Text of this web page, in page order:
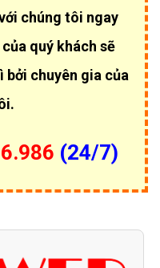
chúng tôi ngay
quý khách sẽ
chuyên gia của
(24/7)